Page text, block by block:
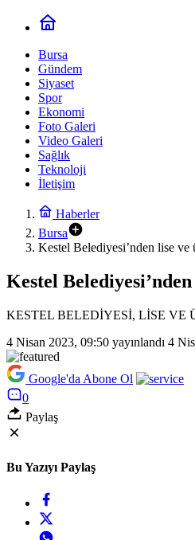
Bursa
Gündem
Siyaset
Spor
Ekonomi
Foto Galeri
Video Galeri
Sağlık
Teknoloji
İletişim
Haberler
Bursa
Kestel Belediyesi’nden lise ve
Kestel
KESTEL BELEDİYESİ, LİSE
4 Nisan 2023, 09:50 yayınlandı 4
Google'da Abone Ol
0
Paylaş
Bu Yazıyı Paylaş